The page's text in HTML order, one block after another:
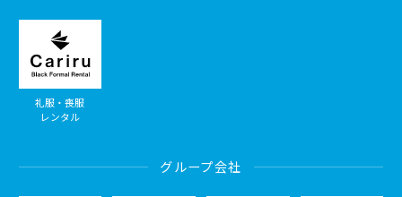
礼服・喪服
レンタル
グループ会社